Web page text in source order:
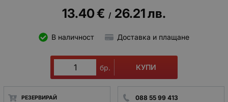
13.40€ / 26.21лв.
В наличност Доставка и плащане
бр. КУПИ
РЕЗЕРВИРАЙ 088 55 99 413